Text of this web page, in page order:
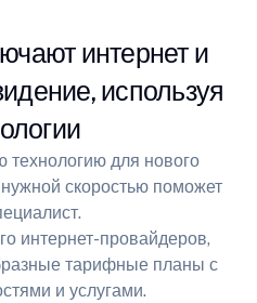
интернет и
используя
для нового
скоростью поможет
интернет-провайдеров,
тарифные планы с
и услугами.